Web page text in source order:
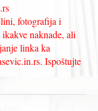
fotografija i
naknade, ali
linka ka
Ispoštujte